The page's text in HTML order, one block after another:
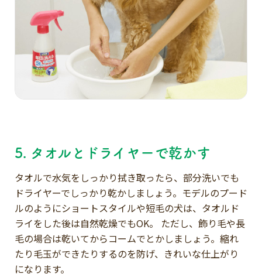
5. タオルとドライヤーで乾かす
タオルで水気をしっかり拭き取ったら、部分洗いでも
ドライヤーでしっかり乾かしましょう。モデルのプード
ルのようにショートスタイルや短毛の犬は、タオルド
ライをした後は自然乾燥でもOK。 ただし、飾り毛や長
毛の場合は乾いてからコームでとかしましょう。縮れ
たり毛玉ができたりするのを防げ、きれいな仕上がり
になります。